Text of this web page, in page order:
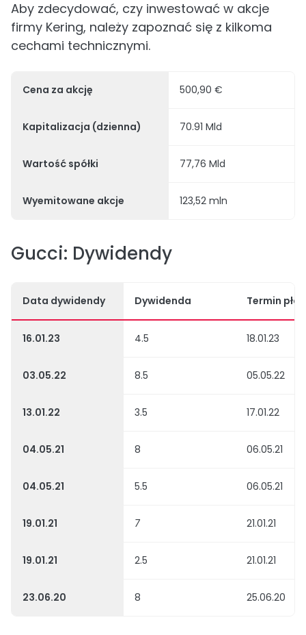
Aby zdecydować, czy inwestować w akcje
firmy Kering, należy zapoznać się z kilkoma
cechami technicznymi.
Cena za akcję 500,90 €
Kapitalizacja (dzienna) 70.91 Mld
Wartość spółki 77,76 Mld
Wyemitowane akcje 123,52 mln
Gucci: Dywidendy
Data dywidendy Dywidenda Termin
16.01.23 4.5 18.01.23
03.05.22 8.5 05.05.22
13.01.22 3.5 17.01.22
04.05.21 8 06.05.21
04.05.21 5.5 06.05.21
19.01.21 7 21.01.21
19.01.21 2.5 21.01.21
23.06.20 8 25.06.20